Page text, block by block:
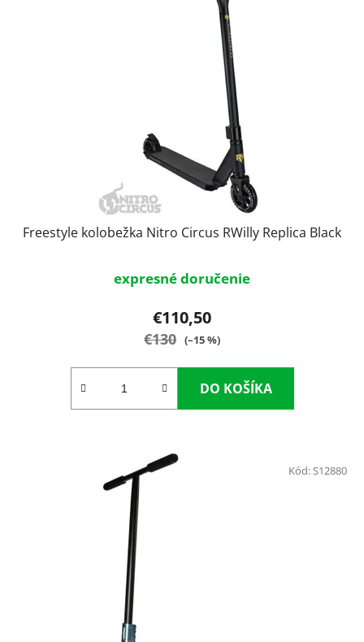
Freestyle kolobežka Nitro Circus RWilly Replica Black
expresné doručenie
€110,50
€130 (–15 %)
DO KOŠÍKA
Kód:S12880